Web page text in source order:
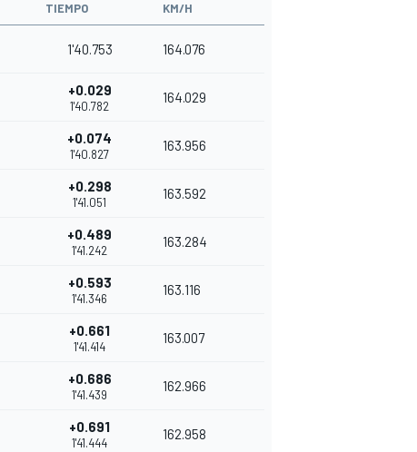
TIEMPO KM/H
1'40.753 164.076
+0.029
1'40.782
164.029
+0.074
1'40.827
163.956
+0.298
1'41.051
163.592
+0.489
1'41.242
163.284
+0.593
1'41.346
163.116
+0.661
1'41.414
163.007
+0.686
1'41.439
162.966
+0.691
1'41.444
162.958